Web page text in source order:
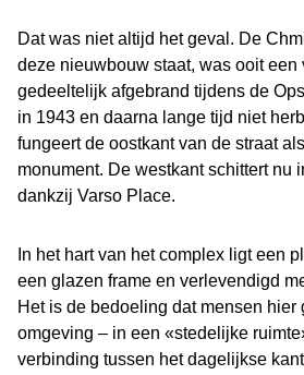
Dat was niet altijd het geval. De
deze nieuwbouw staat, was ooit een
gedeeltelijk afgebrand tijdens de
in 1943 en daarna lange tijd niet
fungeert de oostkant van de straat
monument. De westkant schittert nu
dankzij Varso Place.
In het hart van het complex ligt een
een glazen frame en verlevendigd
Het is de bedoeling dat mensen hier
omgeving – in een «stedelijke
verbinding tussen het dagelijkse